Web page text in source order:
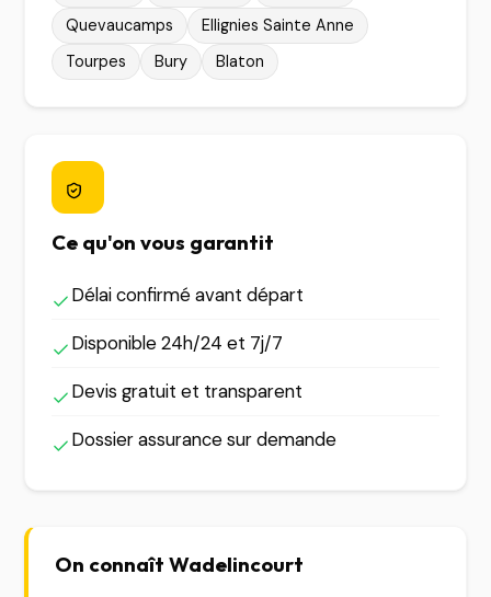
Quevaucamps
Ellignies Sainte Anne
Tourpes
Bury Blaton
Ce qu'on vous garantit
Délai confirmé avant départ
Disponible 24h/24 et 7j/7
Devis gratuit et transparent
Dossier assurance sur demande
On connaît Wadelincourt